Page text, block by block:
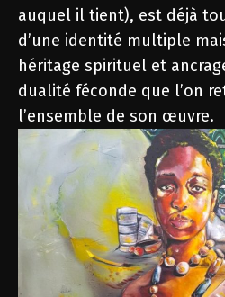
auquel il tient), est déjà
d’une identité multiple
héritage spirituel et
dualité féconde que l’on
l’ensemble de son œuvre.